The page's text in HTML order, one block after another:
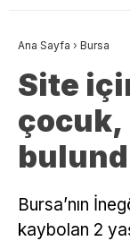
Ana Sayfa › Bursa
Site
çocuk,
Bursa’nın
kaybolan 2